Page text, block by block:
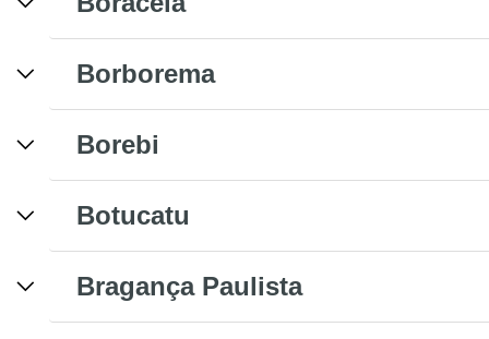
Borborema
Borebi
Botucatu
Bragança Paulista